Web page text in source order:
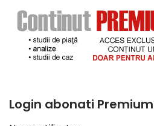
Login abonati Premium